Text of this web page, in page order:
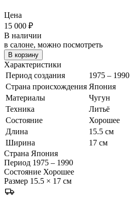
Цена
15 000 ₽
В наличии
в салоне, можно посмотреть
В корзину
Характеристики
Период создания
1975 – 1990
Страна происхождения Япония
Материалы
Чугун
Техника
Литьё
Состояние
Хорошее
Длина
15.5 см
Ширина
17 см
Страна Япония
Период 1975 – 1990
Состояние Хорошее
Размер 15.5 × 17 см